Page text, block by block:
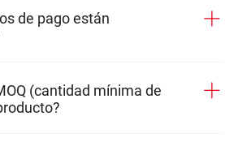
de pago están
(cantidad mínima de